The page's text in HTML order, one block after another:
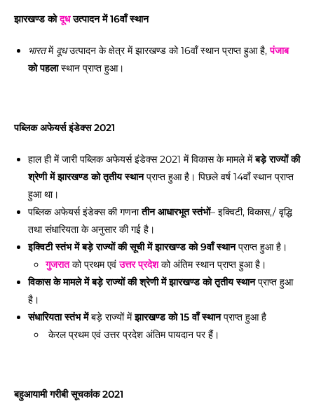
झारखण्ड कोदूधउत्पादन में 16वाँ स्थान
भारतमें दूधउत्पादन के क्षेत्र में झारखण्ड को 16वाँ स्थान प्राप्त हुआ है,पंजाब
को पहलास्थान प्राप्त हुआ।
पब्लिक अफेयर्स इंडेक्स 2021
हाल ही में जारी पब्लिक अफेयर्स इंडेक्स 2021 में विकास के मामले मेंबड़े राज्यों की
श्रेणी में झारखण्ड को तृतीय स्थानप्राप्त हुआ है। पिछले वर्ष 14वाँ स्थान प्राप्त
हुआ था।
पब्लिक अफेयर्स इंडेक्स की गणनातीन आधारभूत स्तंभों– इक्विटी, विकास,/ वृद्धि
तथा संधारियता के अनुसार की गई है।
इक्विटी स्तंभ में बड़े राज्यों की सूची में झारखण्ड को 9वाँ स्थानप्राप्त हुआ है।
गुजरातको प्रथम एवंउत्तर प्रदेशको अंतिम स्थान प्राप्त हुआ है।
विकास के मामले में बड़े राज्यों की श्रेणी में झारखण्ड को तृतीय स्थानप्राप्त हुआ
है।
संधारियता स्तंभ मेंबड़े राज्यों मेंझारखण्ड को 15 वाँ स्थानप्राप्त हुआ है
केरल प्रथम एवं उत्तर प्रदेश अंतिम पायदान पर हैं।
बहुआयामी गरीबी सूचकांक 2021